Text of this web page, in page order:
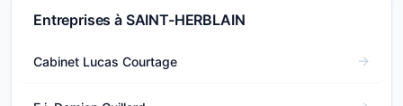
Entreprises à SAINT-HERBLAIN
Cabinet Lucas Courtage